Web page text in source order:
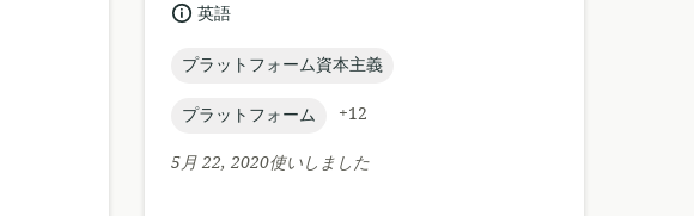
ー
ス
フ
ォ
ー
マ
言 英語
topic:
プラットフォーム資本主義
topic:
プラットフォーム
+12
5月 22, 2020使いしました